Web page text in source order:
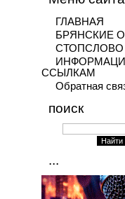
ГЛАВНАЯ
БРЯНСКИЕ
СТОПСЛОВО
ССЫЛКАМ
Обратная
поиск
...